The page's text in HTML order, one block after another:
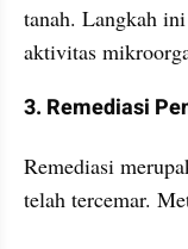
tanah. Langkah
aktivitas
3. Remediasi
Remediasi
telah tercemar.